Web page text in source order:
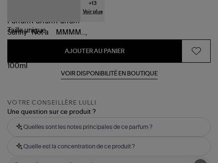
+13
Voir plus
Tailleunique
AJOUTER AU PANIER
VOIR DISPONIBILITÉ EN BOUTIQUE
VOTRE CONSEILLÈRE LULLI
Une question sur ce produit ?
Quelles sont les notes principales de ce parfum ?
Quelle est la concentration de ce produit ?